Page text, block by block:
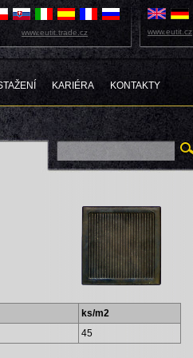
KARIÉRA KONTAKTY
www.eutit.trade.cz www.eutit.cz
ks/m2
45